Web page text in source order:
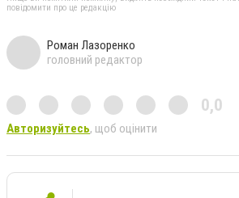
повідомити про це редакцію
Роман Лазоренко
головний редактор
0,0
Авторизуйтесь, щоб оцінити